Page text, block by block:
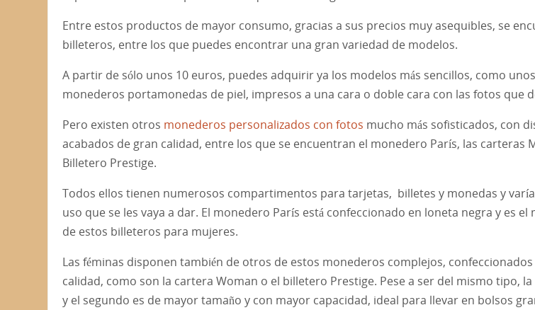
Entre estos productos de mayor consumo, gracias a sus precios muy asequibles, se
billeteros, entre los que puedes encontrar una gran variedad de modelos.
A partir de sólo unos 10 euros, puedes adquirir ya los modelos más sencillos, como
monederos portamonedas de piel, impresos a una cara o doble cara con las fotos que
Pero existen otros monederos personalizados con fotos mucho más sofisticados, con
acabados de gran calidad, entre los que se encuentran el monedero París, las carteras
Billetero Prestige.
Todos ellos tienen numerosos compartimentos para tarjetas, billetes y monedas y
uso que se les vaya a dar. El monedero París está confeccionado en loneta negra y es el
de estos billeteros para mujeres.
Las féminas disponen también de otros de estos monederos complejos,
calidad, como son la cartera Woman o el billetero Prestige. Pese a ser del mismo tipo,
y el segundo es de mayor tamaño y con mayor capacidad, ideal para llevar en bolsos